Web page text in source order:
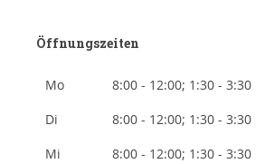
Öffnungszeiten
Mo
8:00 - 12:00; 1:30 - 3:30
Di
8:00 - 12:00; 1:30 - 3:30
Mi
8:00 - 12:00; 1:30 - 3:30